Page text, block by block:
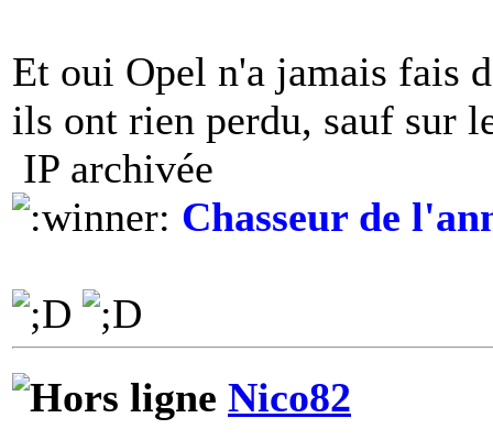
Et oui Opel n'a jamais fais
ils ont rien perdu, sauf sur
IP archivée
Chasseur de
Nico82